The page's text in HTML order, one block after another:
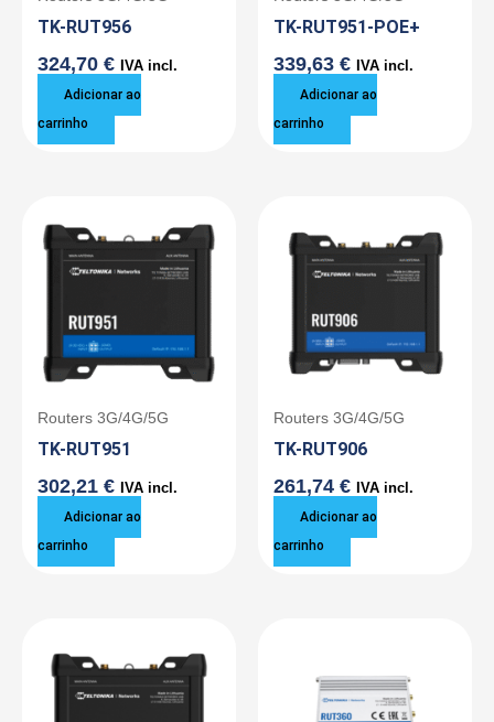
TK-RUT956
324,70 € IVA incl.
Adicionar ao
carrinho
TK-RUT951-POE+
339,63 € IVA incl.
Adicionar ao
carrinho
Routers 3G/4G/5G
TK-RUT951
302,21 € IVA incl.
Adicionar ao
carrinho
Routers 3G/4G/5G
TK-RUT906
261,74 € IVA incl.
Adicionar ao
carrinho